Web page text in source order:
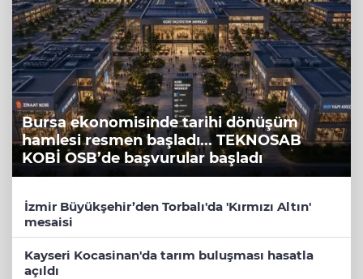
Bursa ekonomisinde tarihi dönüşüm
hamlesi resmen başladı... TEKNOSAB
KOBİ OSB’de başvurular başladı
İzmir Büyükşehir’den Torbalı'da 'Kırmızı Altın'
mesaisi
Kayseri Kocasinan'da tarım buluşması hasatla
açıldı